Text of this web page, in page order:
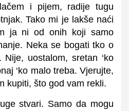
i pijem, radije tugu
Tako mi je lakše naći
ja ni od onih koji samo
Neka se bogati tko o
uostalom, sretan ‘ko
‘ko malo treba. Vjerujte,
kupiti, što god vam rekli.
stvari. Samo da mogu